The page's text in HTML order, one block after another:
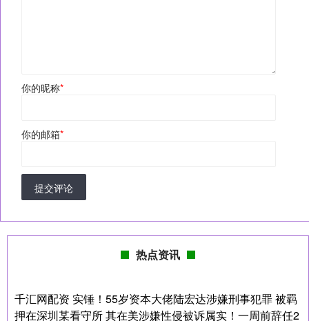
你的昵称*
你的邮箱*
提交评论
热点资讯
千汇网配资 实锤！55岁资本大佬陆宏达涉嫌刑事犯罪 被羁
押在深圳某看守所 其在美涉嫌性侵被诉属实！一周前辞任2